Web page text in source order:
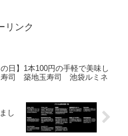
リンク
の日】1本100円の手軽で美味し
寿司 築地玉寿司 池袋ルミネ
し